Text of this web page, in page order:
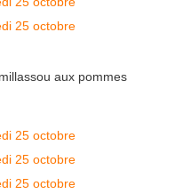
aux pommes